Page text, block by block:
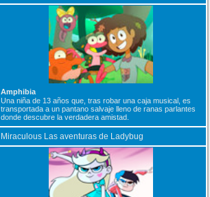
Amphibia
Una niña de 13 años que, tras robar una caja musical, es
transportada a un pantano salvaje lleno de ranas parlantes
donde descubre la verdadera amistad.
Miraculous Las aventuras de Ladybug